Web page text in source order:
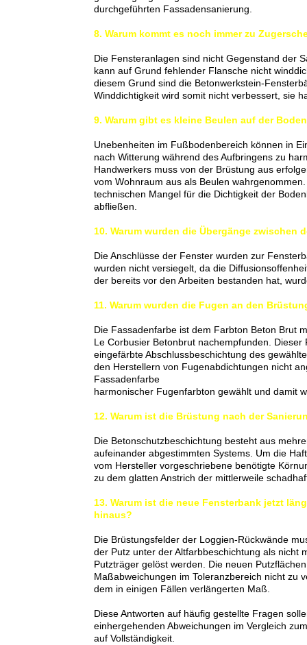
durchgeführten Fassadensanierung.
8. Warum kommt es noch immer zu
Die Fensteranlagen sind nicht Gegenstand der
kann auf Grund fehlender Flansche nicht
diesem Grund sind die Betonwerkstein-
Winddichtigkeit wird somit nicht verbessert, sie
9. Warum gibt es kleine Beulen auf der
Unebenheiten im Fußbodenbereich können in
nach Witterung während des Aufbringens zu
Handwerkers muss von der Brüstung aus
vom Wohnraum aus als Beulen
technischen Mangel für die Dichtigkeit der
abfließen.
10. Warum wurden die Übergänge
Die Anschlüsse der Fenster wurden zur
wurden nicht versiegelt, da die
der bereits vor den Arbeiten bestanden hat,
11. Warum wurden die Fugen an den
Die Fassadenfarbe ist dem Farbton Beton Brut
Le Corbusier Betonbrut nachempfunden.
eingefärbte Abschlussbeschichtung des
den Herstellern von Fugenabdichtungen nicht
Fassadenfarbe
harmonischer Fugenfarbton gewählt und damit
12. Warum ist die Brüstung nach der
Die Betonschutzbeschichtung besteht aus
aufeinander abgestimmten Systems. Um die
vom Hersteller vorgeschriebene benötigte
zu dem glatten Anstrich der mittlerweile
13. Warum ist die neue Fensterbank jetzt
hinaus?
Die Brüstungsfelder der Loggien-Rückwände
der Putz unter der Altfarbbeschichtung als nicht
Putzträger gelöst werden. Die neuen
Maßabweichungen im Toleranzbereich nicht zu
dem in einigen Fällen verlängerten Maß.
Diese Antworten auf häufig gestellte Fragen
einhergehenden Abweichungen im Vergleich
auf Vollständigkeit.